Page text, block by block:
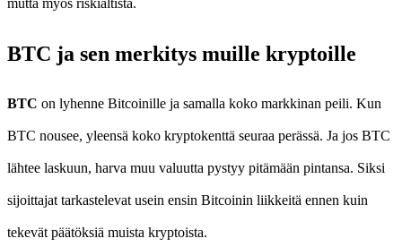
mutta myös riskialtista.
BTC ja sen merkitys muille kryptoille
BTC on lyhenne Bitcoinille ja samalla koko markkinan peili. Kun
BTC nousee, yleensä koko kryptokenttä seuraa perässä. Ja jos BTC
lähtee laskuun, harva muu valuutta pystyy pitämään pintansa. Siksi
sijoittajat tarkastelevat usein ensin Bitcoinin liikkeitä ennen kuin
tekevät päätöksiä muista kryptoista.